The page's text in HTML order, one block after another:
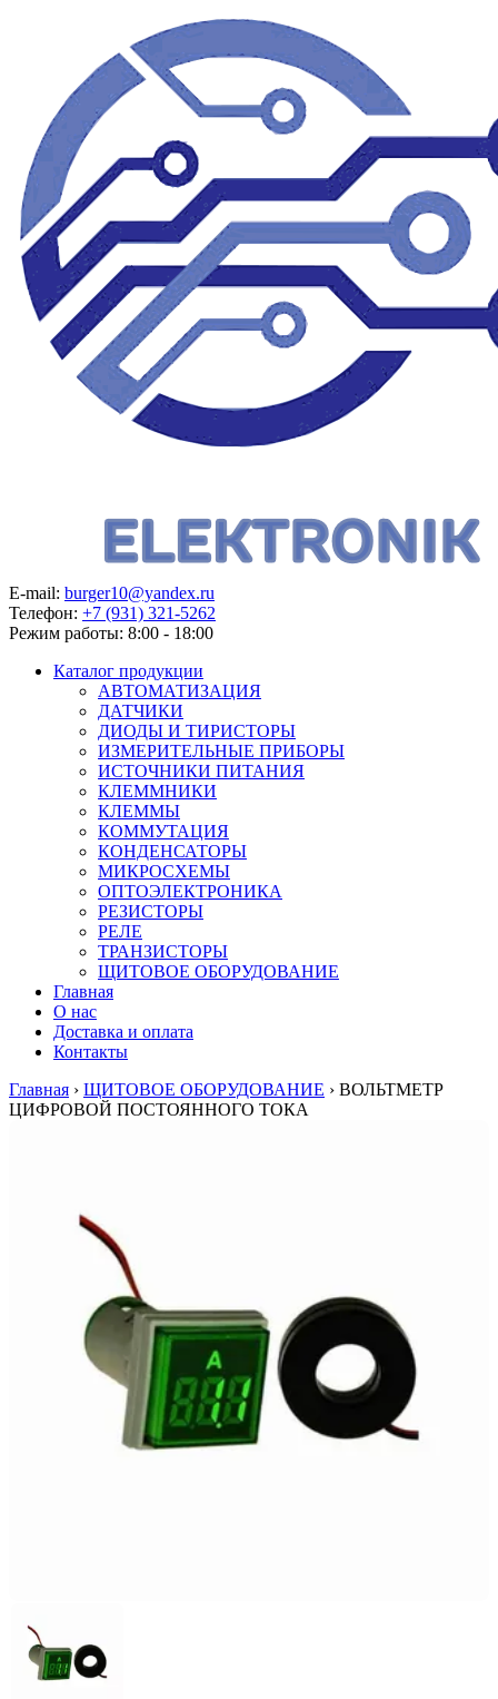
E-mail: burger10@yandex.ru
Телефон: +7 (931) 321-5262
Режим работы: 8:00 - 18:00
Каталог продукции
АВТОМАТИЗАЦИЯ
ДАТЧИКИ
ДИОДЫ И ТИРИСТОРЫ
ИЗМЕРИТЕЛЬНЫЕ ПРИБОРЫ
ИСТОЧНИКИ ПИТАНИЯ
КЛЕММНИКИ
КЛЕММЫ
КОММУТАЦИЯ
КОНДЕНСАТОРЫ
МИКРОСХЕМЫ
ОПТОЭЛЕКТРОНИКА
РЕЗИСТОРЫ
РЕЛЕ
ТРАНЗИСТОРЫ
ЩИТОВОЕ ОБОРУДОВАНИЕ
Главная
О нас
Доставка и оплата
Контакты
Главная › ЩИТОВОЕ ОБОРУДОВАНИЕ › ВОЛЬТМЕТР
ЦИФРОВОЙ ПОСТОЯННОГО ТОКА